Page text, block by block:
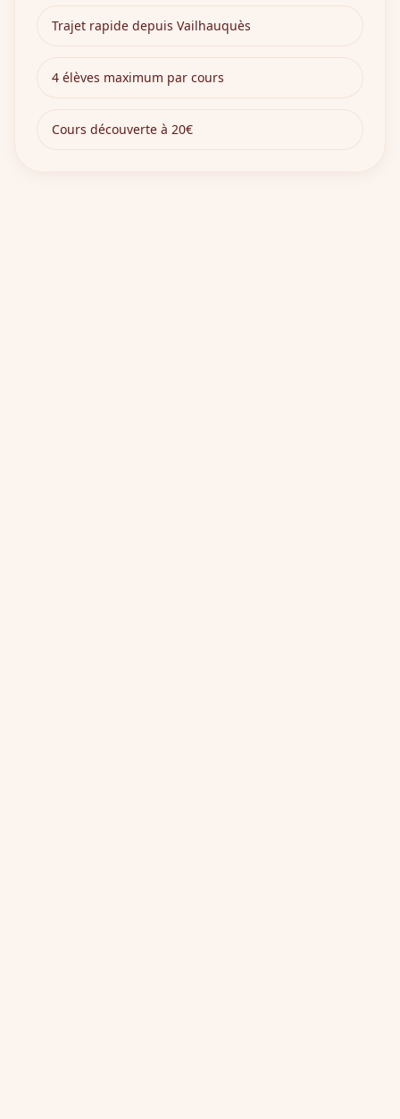
Trajet rapide depuis Vailhauquès
4 élèves maximum par cours
Cours découverte à 20€